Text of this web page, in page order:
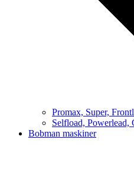
Promax, Super,
Selfload, Powerlead,
Bobman maskiner